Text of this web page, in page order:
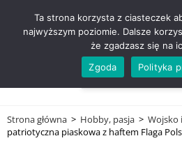
ZADZWOŃ TEL. 600
Strona główna > Hobby, pasja > Wojsko
patriotyczna piaskowa z haftem Flaga
Ta strona korzysta z ciasteczek
najwyższym poziomie. Dalsze
że zgadzasz się na
Zgoda
Polityka